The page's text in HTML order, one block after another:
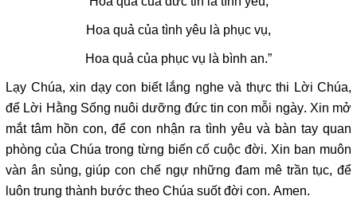
Hoa quả của tình yêu là phục vụ,
Hoa quả của phục vụ là bình an.”
Lạy Chúa, xin dạy con biết lắng nghe và thực thi Lời Chúa,
để Lời Hằng Sống nuôi dưỡng đức tin con mỗi ngày. Xin mở
mắt tâm hồn con, để con nhận ra tình yêu và bàn tay quan
phòng của Chúa trong từng biến cố cuộc đời. Xin ban muôn
vàn ân sủng, giúp con chế ngự những đam mê trần tục, để
luôn trung thành bước theo Chúa suốt đời con. Amen.